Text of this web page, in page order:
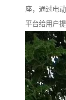
座，通过电
平台给用户